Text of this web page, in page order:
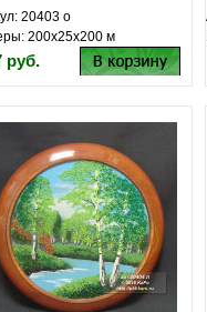
20403 о
200х25х200 м
руб.